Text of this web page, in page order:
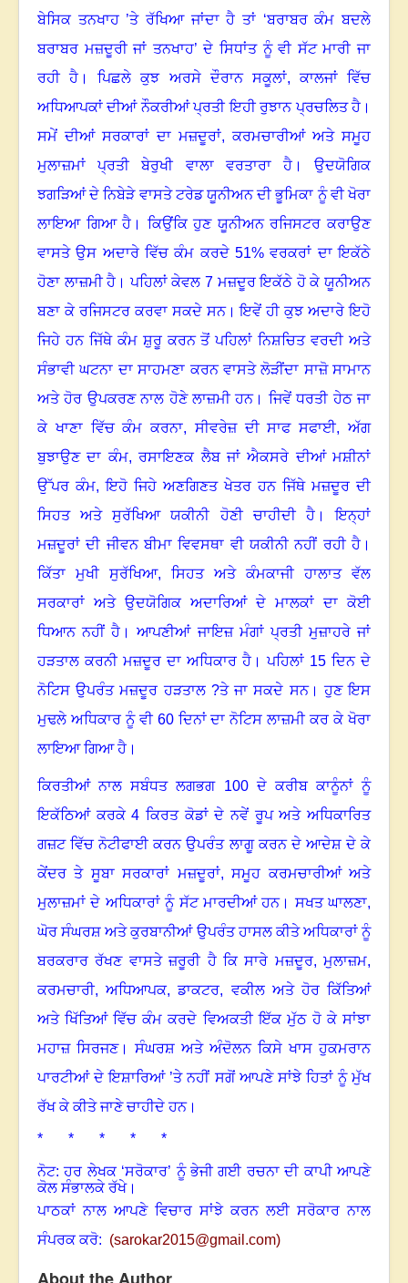
ਬੇਸਿਕ ਤਨਖਾਹ ’ਤੇ ਰੱਖਿਆ ਜਾਂਦਾ ਹੈ ਤਾਂ ‘ਬਰਾਬਰ ਕੰਮ ਬਦਲੇ
ਬਰਾਬਰ ਮਜ਼ਦੂਰੀ ਜਾਂ ਤਨਖਾਹ’ਦੇ ਸਿਧਾਂਤ ਨੂੰ ਵੀ ਸੱਟ ਮਾਰੀ ਜਾ
ਰਹੀ ਹੈ ।ਪਿਛਲੇ ਕੁਝ ਅਰਸੇ ਦੌਰਾਨ ਸਕੂਲਾਂ,ਕਾਲਜਾਂ ਵਿੱਚ
ਅਧਿਆਪਕਾਂ ਦੀਆਂ ਨੌਕਰੀਆਂ ਪ੍ਰਤੀ ਇਹੀ ਰੁਝਾਨ ਪ੍ਰਚਲਿਤ ਹੈ ।
ਸਮੇਂ ਦੀਆਂ ਸਰਕਾਰਾਂ ਦਾ ਮਜ਼ਦੂਰਾਂ,ਕਰਮਚਾਰੀਆਂ ਅਤੇ ਸਮੂਹ
ਮੁਲਾਜ਼ਮਾਂ ਪ੍ਰਤੀ ਬੇਰੁਖੀ ਵਾਲਾ ਵਰਤਾਰਾ ਹੈ।ਉਦਯੋਗਿਕ
ਝਗੜਿਆਂ ਦੇ ਨਿਬੇੜੇ ਵਾਸਤੇ ਟਰੇਡ ਯੂਨੀਅਨ ਦੀ ਭੂਮਿਕਾ ਨੂੰ ਵੀ ਖੋਰਾ
ਲਾਇਆ ਗਿਆ ਹੈ । ਕਿਉਂਕਿ ਹੁਣ ਯੂਨੀਅਨ ਰਜਿਸਟਰ ਕਰਾਉਣ
ਵਾਸਤੇ ਉਸ ਅਦਾਰੇ ਵਿੱਚ ਕੰਮ ਕਰਦੇ 51%ਵਰਕਰਾਂ ਦਾ ਇਕੱਠੇ
ਹੋਣਾ ਲਾਜ਼ਮੀ ਹੈ ।ਪਹਿਲਾਂ ਕੇਵਲ7 ਮਜ਼ਦੂਰ ਇਕੱਠੇ ਹੋ ਕੇ ਯੂਨੀਅਨ
ਬਣਾ ਕੇ ਰਜਿਸਟਰ ਕਰਵਾ ਸਕਦੇ ਸਨ।ਇਵੇਂ ਹੀ ਕੁਝ ਅਦਾਰੇ ਇਹੋ
ਜਿਹੇ ਹਨ ਜਿੱਥੇ ਕੰਮ ਸ਼ੁਰੂ ਕਰਨ ਤੋਂ ਪਹਿਲਾਂ ਨਿਸ਼ਚਿਤ ਵਰਦੀ ਅਤੇ
ਸੰਭਾਵੀ ਘਟਨਾ ਦਾ ਸਾਹਮਣਾ ਕਰਨ ਵਾਸਤੇ ਲੋੜੀਂਦਾ ਸਾਜ਼ੋ ਸਾਮਾਨ
ਅਤੇ ਹੋਰ ਉਪਕਰਣ ਨਾਲ ਹੋਣੇ ਲਾਜ਼ਮੀ ਹਨ। ਜਿਵੇਂ ਧਰਤੀ ਹੇਠ ਜਾ
ਕੇ ਖਾਣਾ ਵਿੱਚ ਕੰਮ ਕਰਨਾ, ਸੀਵਰੇਜ਼ ਦੀ ਸਾਫ ਸਫਾਈ,ਅੱਗ
ਬੁਝਾਉਣ ਦਾ ਕੰਮ,ਰਸਾਇਣਕ ਲੈਬ ਜਾਂ ਐਕਸਰੇ ਦੀਆਂ ਮਸ਼ੀਨਾਂ
ਉੱਪਰ ਕੰਮ,ਇਹੋ ਜਿਹੇ ਅਣਗਿਣਤ ਖੇਤਰ ਹਨ ਜਿੱਥੇ ਮਜ਼ਦੂਰ ਦੀ
ਸਿਹਤ ਅਤੇ ਸੁਰੱਖਿਆ ਯਕੀਨੀ ਹੋਣੀ ਚਾਹੀਦੀ ਹੈ।ਇਨ੍ਹਾਂ
ਮਜ਼ਦੂਰਾਂ ਦੀ ਜੀਵਨ ਬੀਮਾ ਵਿਵਸਥਾ ਵੀ ਯਕੀਨੀ ਨਹੀਂ ਰਹੀ ਹੈ ।
ਕਿੱਤਾ ਮੁਖੀ ਸੁਰੱਖਿਆ, ਸਿਹਤ ਅਤੇ ਕੰਮਕਾਜੀ ਹਾਲਾਤ ਵੱਲ
ਸਰਕਾਰਾਂ ਅਤੇ ਉਦਯੋਗਿਕ ਅਦਾਰਿਆਂ ਦੇ ਮਾਲਕਾਂ ਦਾ ਕੋਈ
ਧਿਆਨ ਨਹੀਂ ਹੈ ।ਆਪਣੀਆਂ ਜਾਇਜ਼ ਮੰਗਾਂ ਪ੍ਰਤੀ ਮੁਜ਼ਾਹਰੇ ਜਾਂ
ਹੜਤਾਲ ਕਰਨੀ ਮਜ਼ਦੂਰ ਦਾ ਅਧਿਕਾਰ ਹੈ ।ਪਹਿਲਾਂ 15 ਦਿਨ ਦੇ
ਨੋਟਿਸ ਉਪਰੰਤ ਮਜ਼ਦੂਰ ਹੜਤਾਲ ?ਤੇ ਜਾ ਸਕਦੇ ਸਨ।ਹੁਣ ਇਸ
ਮੁਢਲੇ ਅਧਿਕਾਰ ਨੂੰ ਵੀ 60ਦਿਨਾਂ ਦਾ ਨੋਟਿਸ ਲਾਜ਼ਮੀ ਕਰ ਕੇ ਖੋਰਾ
ਲਾਇਆ ਗਿਆ ਹੈ ।
ਕਿਰਤੀਆਂ ਨਾਲ ਸਬੰਧਤ ਲਗਭਗ 100ਦੇ ਕਰੀਬ ਕਾਨੂੰਨਾਂ ਨੂੰ
ਇਕੱਠਿਆਂ ਕਰਕੇ4 ਕਿਰਤ ਕੋਡਾਂ ਦੇ ਨਵੇਂ ਰੂਪ ਅਤੇ ਅਧਿਕਾਰਿਤ
ਗਜ਼ਟ ਵਿੱਚ ਨੋਟੀਫਾਈ ਕਰਨ ਉਪਰੰਤ ਲਾਗੂ ਕਰਨ ਦੇ ਆਦੇਸ਼ ਦੇ ਕੇ
ਕੇਂਦਰ ਤੇ ਸੂਬਾ ਸਰਕਾਰਾਂ ਮਜ਼ਦੂਰਾਂ,ਸਮੂਹ ਕਰਮਚਾਰੀਆਂ ਅਤੇ
ਮੁਲਾਜ਼ਮਾਂ ਦੇ ਅਧਿਕਾਰਾਂ ਨੂੰ ਸੱਟ ਮਾਰਦੀਆਂ ਹਨ। ਸਖਤ ਘਾਲਣਾ,
ਘੋਰ ਸੰਘਰਸ਼ ਅਤੇ ਕੁਰਬਾਨੀਆਂ ਉਪਰੰਤ ਹਾਸਲ ਕੀਤੇ ਅਧਿਕਾਰਾਂ ਨੂੰ
ਬਰਕਰਾਰ ਰੱਖਣ ਵਾਸਤੇ ਜ਼ਰੂਰੀ ਹੈ ਕਿ ਸਾਰੇ ਮਜ਼ਦੂਰ, ਮੁਲਾਜ਼ਮ,
ਕਰਮਚਾਰੀ,ਅਧਿਆਪਕ,ਡਾਕਟਰ, ਵਕੀਲ ਅਤੇ ਹੋਰ ਕਿੱਤਿਆਂ
ਅਤੇ ਖਿੱਤਿਆਂ ਵਿੱਚ ਕੰਮ ਕਰਦੇ ਵਿਅਕਤੀ ਇੱਕ ਮੁੱਠ ਹੋ ਕੇ ਸਾਂਝਾ
ਮਹਾਜ਼ ਸਿਰਜਣ। ਸੰਘਰਸ਼ ਅਤੇ ਅੰਦੋਲਨ ਕਿਸੇ ਖਾਸ ਹੁਕਮਰਾਨ
ਪਾਰਟੀਆਂ ਦੇ ਇਸ਼ਾਰਿਆਂ ’ਤੇ ਨਹੀਂ ਸਗੋਂ ਆਪਣੇ ਸਾਂਝੇ ਹਿਤਾਂ ਨੂੰ ਮੁੱਖ
ਰੱਖ ਕੇ ਕੀਤੇ ਜਾਣੇ ਚਾਹੀਦੇ ਹਨ।
* * * * *
ਨੋਟ: ਹਰ ਲੇਖਕ ‘ਸਰੋਕਾਰ’ ਨੂੰ ਭੇਜੀ ਗਈ ਰਚਨਾ ਦੀ ਕਾਪੀ ਆਪਣੇ
ਕੋਲ ਸੰਭਾਲਕੇ ਰੱਖੇ।
ਪਾਠਕਾਂ ਨਾਲ ਆਪਣੇ ਵਿਚਾਰ ਸਾਂਝੇ ਕਰਨ ਲਈ ਸਰੋਕਾਰ ਨਾਲ
ਸੰਪਰਕ ਕਰੋ: (sarokar2015@gmail.com)